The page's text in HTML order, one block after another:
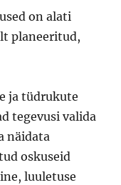
on alati
planeeritud,
ja tüdrukute
tegevusi valida
näidata
oskuseid
luuletuse